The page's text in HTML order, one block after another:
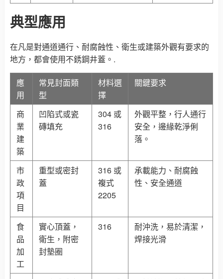
典型應用
在凡是對通道通行、耐腐蝕性、衛生或建築外觀有要求的
地方，都會使用不銹鋼井蓋。.
應
用
常見封面類
型
材料選
擇
關鍵要求
商
業
建
築
凹陷式或瓷
磚填充
304 或
316
外觀平整，行人通行
安全，邊緣乾淨俐
落。
市
政
項
目
重型或密封
蓋
316 或
複式
2205
承載能力、耐腐蝕
性、安全通道
食
品
加
工
實心頂蓋，
衛生，附密
封墊圈
316
耐沖洗，易於清潔，
焊接光滑